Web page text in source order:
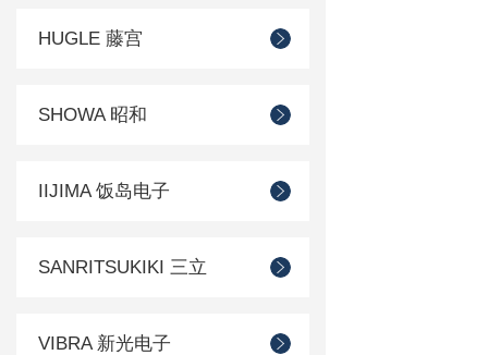
HUGLE 藤宫
SHOWA 昭和
IIJIMA 饭岛电子
SANRITSUKIKI 三立
VIBRA 新光电子